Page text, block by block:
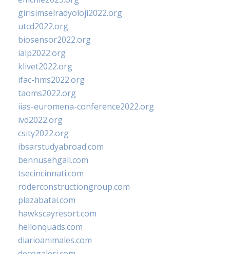
girisimselradyoloji2022.org
utcd2022.org
biosensor2022.org
ialp2022.org
klivet2022.org
ifac-hms2022.org
taoms2022.org
iias-euromena-conference2022.org
ivd2022.org
csity2022.org
ibsarstudyabroad.com
bennusehgall.com
tsecincinnati.com
roderconstructiongroup.com
plazabatai.com
hawkscayresort.com
hellonquads.com
diarioanimales.com